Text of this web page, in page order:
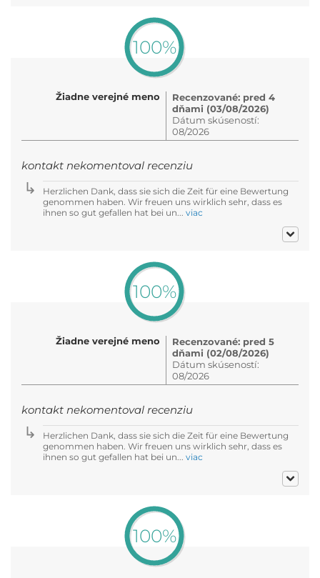
100%
Žiadne verejné meno
Recenzované: pred 4
dňami (03/08/2026)
Dátum skúseností:
08/2026
kontakt nekomentoval recenziu
Herzlichen Dank, dass sie sich die Zeit für eine Bewertung
genommen haben. Wir freuen uns wirklich sehr, dass es
ihnen so gut gefallen hat bei un... viac
100%
Žiadne verejné meno
Recenzované: pred 5
dňami (02/08/2026)
Dátum skúseností:
08/2026
kontakt nekomentoval recenziu
Herzlichen Dank, dass sie sich die Zeit für eine Bewertung
genommen haben. Wir freuen uns wirklich sehr, dass es
ihnen so gut gefallen hat bei un... viac
100%